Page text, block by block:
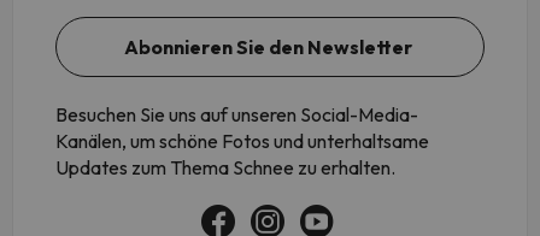
Abonnieren Sie den Newsletter
Besuchen Sie uns auf unseren Social-Media-
Kanälen, um schöne Fotos und unterhaltsame
Updates zum Thema Schnee zu erhalten.